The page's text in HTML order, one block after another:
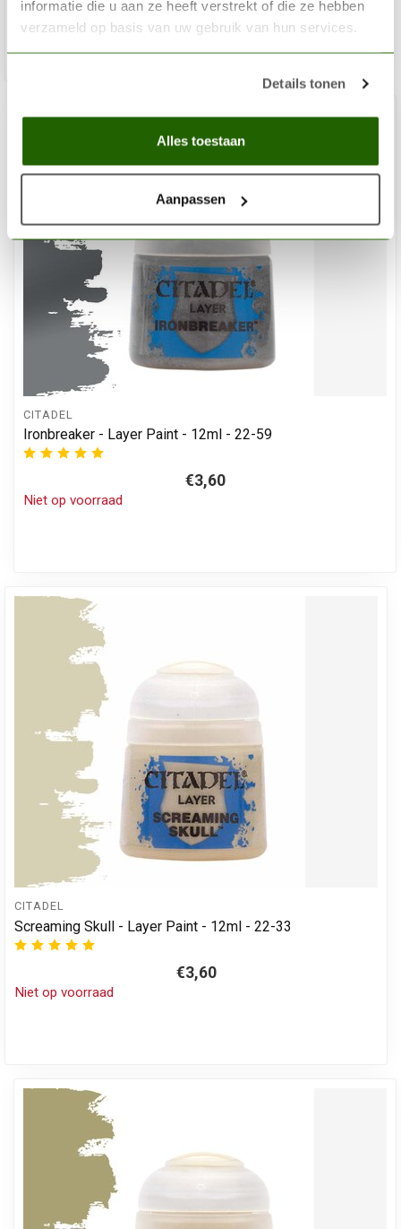
informatie die u aan ze heeft verstrekt of die ze hebben
verzameld op basis van uw gebruik van hun services.
Details tonen
Alles toestaan
Aanpassen
Niet op voorraad
CITADEL
Ironbreaker - Layer Paint - 12ml - 22-59
€3,60
Niet op voorraad
CITADEL
Screaming Skull - Layer Paint - 12ml - 22-33
€3,60
Niet op voorraad